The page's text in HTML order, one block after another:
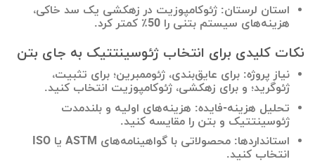
استان لرستان: ژئوکامپوزیت در زهکشی یک سد خاکی،
هزینه‌های سیستم بتنی را 50٪ کمتر کرد.
نکات کلیدی برای انتخاب ژئوسینتتیک به جای بتن
نیاز پروژه: برای عایق‌بندی، ژئوممبرین؛ برای تثبیت،
ژئوگرید؛ و برای زهکشی، ژئوکامپوزیت انتخاب کنید.
تحلیل هزینه-فایده: هزینه‌های اولیه و بلندمدت
ژئوسینتتیک و بتن را مقایسه کنید.
استانداردها: محصولاتی با گواهینامه‌های ASTM یا ISO
انتخاب کنید.